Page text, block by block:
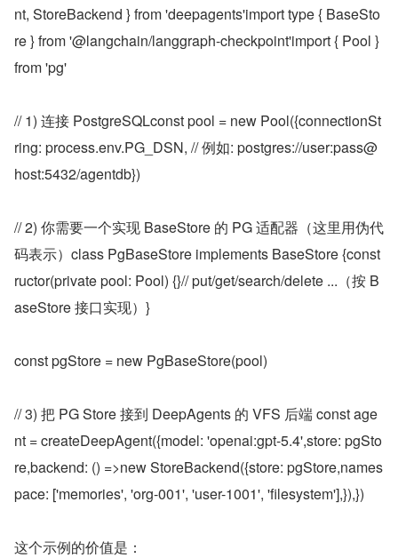
nt, StoreBackend } from 'deepagents'import type { BaseSto
re } from '@langchain/langgraph-checkpoint'import { Pool }
from 'pg'
// 1) 连接 PostgreSQLconst pool = new Pool({connectionSt
ring: process.env.PG_DSN, // 例如: postgres://user:pass@
host:5432/agentdb})
// 2) 你需要一个实现 BaseStore 的 PG 适配器（这里用伪代
码表示）class PgBaseStore implements BaseStore {const
ructor(private pool: Pool) {}// put/get/search/delete ...（按 B
aseStore 接口实现）}
const pgStore = new PgBaseStore(pool)
// 3) 把 PG Store 接到 DeepAgents 的 VFS 后端 const age
nt = createDeepAgent({model: 'openai:gpt-5.4',store: pgSto
re,backend: () =>new StoreBackend({store: pgStore,names
pace: ['memories', 'org-001', 'user-1001', 'filesystem'],}),})
这个示例的价值是：